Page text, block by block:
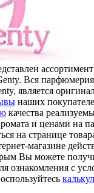
Вся
является
наших
качества
и ценами на
на странице
магазине
Вы можете
ознакомления с